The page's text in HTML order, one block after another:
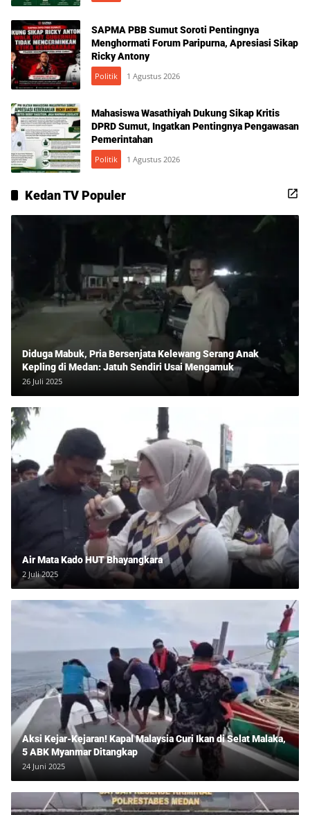
SAPMA PBB Sumut Soroti Pentingnya
Menghormati Forum Paripurna, Apresiasi Sikap
Ricky Antony
Politik 1 Agustus 2026
Mahasiswa Wasathiyah Dukung Sikap Kritis
DPRD Sumut, Ingatkan Pentingnya Pengawasan
Pemerintahan
Politik 1 Agustus 2026
Kedan TV Populer
Diduga Mabuk, Pria Bersenjata Kelewang Serang Anak
Kepling di Medan: Jatuh Sendiri Usai Mengamuk
26 Juli 2025
Air Mata Kado HUT Bhayangkara
2 Juli 2025
Aksi Kejar-Kejaran! Kapal Malaysia Curi Ikan di Selat Malaka,
5 ABK Myanmar Ditangkap
24 Juni 2025